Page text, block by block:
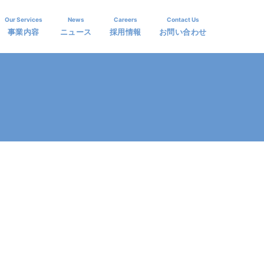
Our Services
事業内容
News
ニュース
Careers
採用情報
Contact Us
お問い合わせ